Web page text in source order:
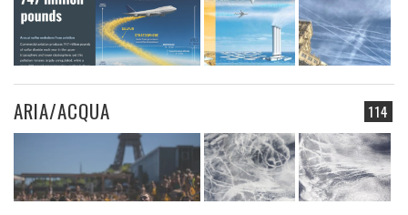
114
ARIA/ACQUA